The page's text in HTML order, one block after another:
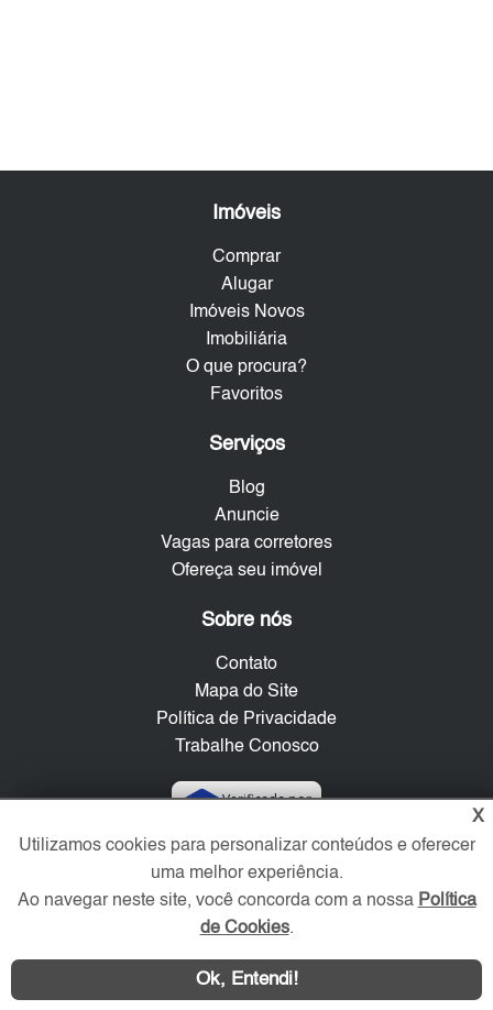
Imóveis
Comprar
Alugar
Imóveis Novos
Imobiliária
O que procura?
Favoritos
Serviços
Blog
Anuncie
Vagas para corretores
Ofereça seu imóvel
Sobre nós
Contato
Mapa do Site
Política de Privacidade
Trabalhe Conosco
Verificada por
Redes Sociais
X
Utilizamos cookies para personalizar conteúdos e oferecer
uma melhor experiência.
Ao navegar neste site, você concorda com a nossa Política
de Cookies.
Ok, Entendi!